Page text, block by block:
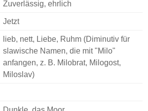
Zuverlässig, ehrlich
Jetzt
lieb, nett, Liebe, Ruhm (Diminutiv für
slawische Namen, die mit "Milo"
anfangen, z. B. Milobrat, Milogost,
Miloslav)